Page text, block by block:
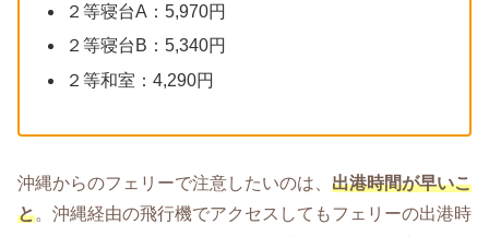
２等寝台A：5,970円
２等寝台B：5,340円
２等和室：4,290円
沖縄からのフェリーで注意したいのは、 出港時間が早いこ
と。沖縄経由の飛行機でアクセスしてもフェリーの出港時